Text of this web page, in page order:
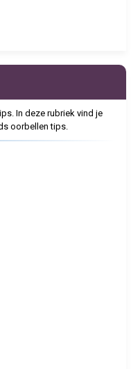
In deze rubriek vind je
oorbellen tips.